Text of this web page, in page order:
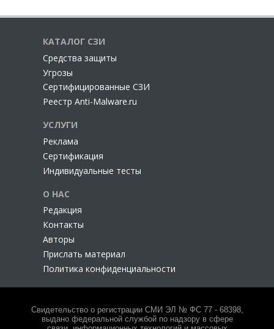
КАТАЛОГ СЗИ
Cредства защиты
Угрозы
Сертифицированные СЗИ
Реестр Anti-Malware.ru
УСЛУГИ
Реклама
Сертификация
Индивидуальные тесты
О НАС
Редакция
Контакты
Авторы
Прислать материал
Политика конфиденциальности
Свидетельство о регистрации СМИ ЭЛ № ФС 77 - 68398,
выдано федеральной службой по надзору в сфере